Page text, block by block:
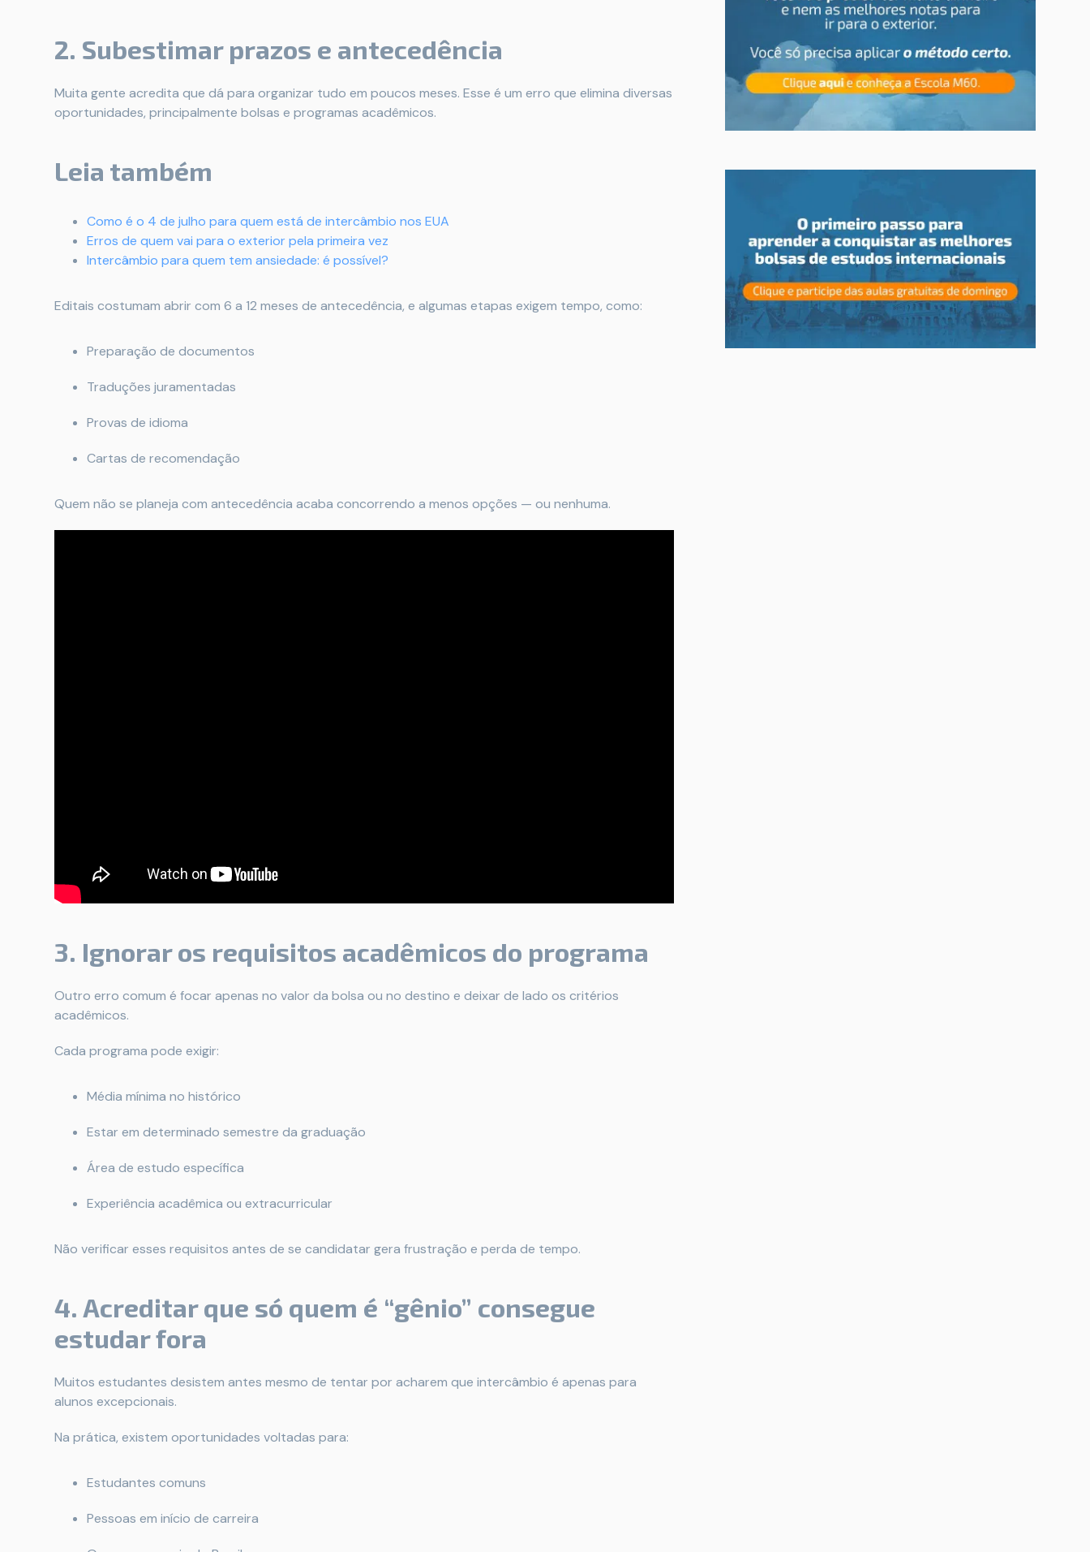
2. Subestimar prazos e antecedência
Muita gente acredita que dá para organizar tudo em poucos meses. Esse é um erro que elimina diversas
oportunidades, principalmente bolsas e programas acadêmicos.
Leia também
Como é o 4 de julho para quem está de intercâmbio nos EUA
Erros de quem vai para o exterior pela primeira vez
Intercâmbio para quem tem ansiedade: é possível?
Editais costumam abrir com 6 a 12 meses de antecedência, e algumas etapas exigem tempo, como:
Preparação de documentos
Traduções juramentadas
Provas de idioma
Cartas de recomendação
Quem não se planeja com antecedência acaba concorrendo a menos opções — ou nenhuma.
3. Ignorar os requisitos acadêmicos do programa
Outro erro comum é focar apenas no valor da bolsa ou no destino e deixar de lado os critérios
acadêmicos.
Cada programa pode exigir:
Média mínima no histórico
Estar em determinado semestre da graduação
Área de estudo específica
Experiência acadêmica ou extracurricular
Não verificar esses requisitos antes de se candidatar gera frustração e perda de tempo.
4. Acreditar que só quem é “gênio” consegue
estudar fora
Muitos estudantes desistem antes mesmo de tentar por acharem que intercâmbio é apenas para
alunos excepcionais.
Na prática, existem oportunidades voltadas para:
Estudantes comuns
Pessoas em início de carreira